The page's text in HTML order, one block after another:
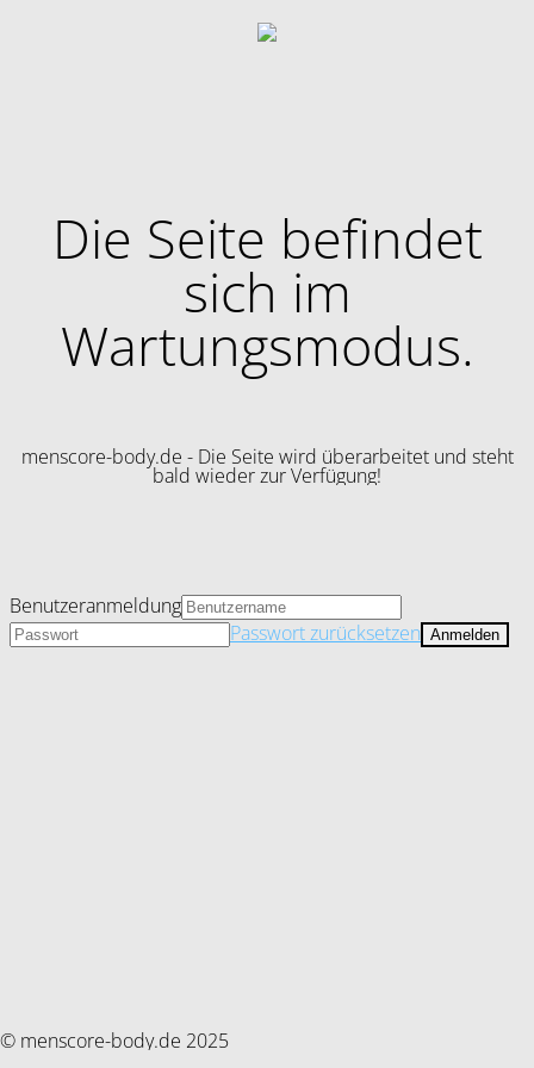
Die Seite befindet
sich im
Wartungsmodus.
menscore-body.de - Die Seite wird überarbeitet und steht
bald wieder zur Verfügung!
© menscore-body.de 2025
Benutzeranmeldung
Passwort zurücksetzen